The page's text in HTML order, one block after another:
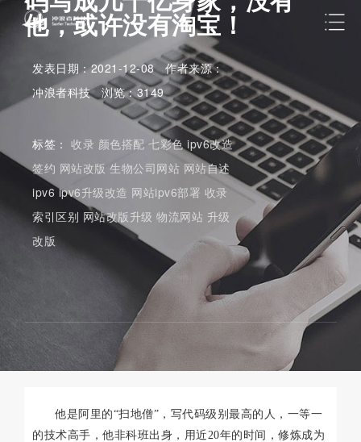
他，或许没有淘宝！
发表日期：2021-12-08 作者来源：
冲浪者科技 浏览：3149
标签： 收录 颜色搭配 七彩色 ipv6改造
签约 网站改版 生物公司网站 网站自述
ipv6 ipv6升级改造 网站ipv6部署 收录
索引区别 网站改版升级 物流网站 升级
改版
他是阿里的“扫地僧”，写代码级别最高的人，一等一
的技术高手，他非科班出身，用近20年的时间，修炼成为